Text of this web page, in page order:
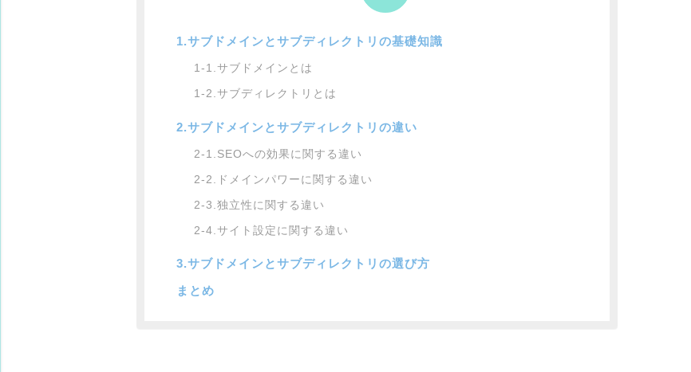
1.サブドメインとサブディレクトリの基礎知識
1-1.サブドメインとは
1-2.サブディレクトリとは
2.サブドメインとサブディレクトリの違い
2-1.SEOへの効果に関する違い
2-2.ドメインパワーに関する違い
2-3.独立性に関する違い
2-4.サイト設定に関する違い
3.サブドメインとサブディレクトリの選び方
まとめ